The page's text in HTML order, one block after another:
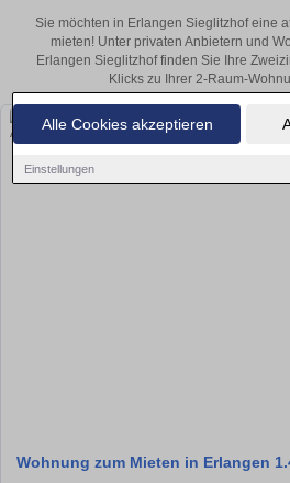
Alle Cookies akzeptieren
Einstellungen
Sie möchten in Erlangen Sieglitzhof eine
mieten! Unter privaten Anbietern und
Erlangen Sieglitzhof finden Sie Ihre
Klicks zu Ihrer 2-Raum-
Wohnung zum Mieten in Erlangen